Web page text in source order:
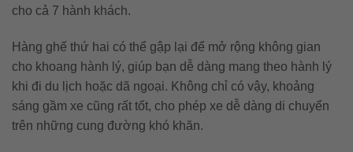
cho cả 7 hành khách.
Hàng ghế thứ hai có thể gập lại để mở rộng không gian
cho khoang hành lý, giúp bạn dễ dàng mang theo hành lý
khi đi du lịch hoặc dã ngoại. Không chỉ có vậy, khoảng
sáng gầm xe cũng rất tốt, cho phép xe dễ dàng di chuyển
trên những cung đường khó khăn.